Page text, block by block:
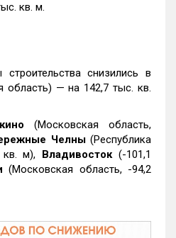
кв. м.
снизились в
область) — на 142,7 тыс. кв.
(Московская область,
Челны(Республика
кв. м), Владивосток(-101,1
(Московская область, -94,2